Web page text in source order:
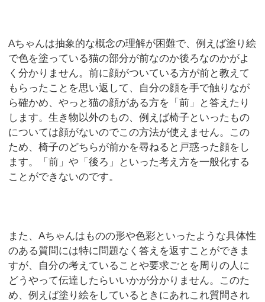
Aちゃんは抽象的な概念の理解が困難で、例えば塗り絵
で色を塗っている猫の部分が前なのか後ろなのかがよ
く分かりません。前に顔がついている方が前と教えて
もらったことを思い返して、自分の顔を手で触りなが
ら確かめ、やっと猫の顔がある方を「前」と答えたり
します。生き物以外のもの、例えば椅子といったもの
については顔がないのでこの方法が使えません。この
ため、椅子のどちらが前かを尋ねると戸惑った顔をし
ます。「前」や「後ろ」といった考え方を一般化する
ことができないのです。
また、Aちゃんはものの形や色彩といったような具体性
のある質問には特に問題なく答えを返すことができま
すが、自分の考えていることや要求ごとを周りの人に
どうやって伝達したらいいかが分かりません。このた
め、例えば塗り絵をしているときにあれこれ質問され